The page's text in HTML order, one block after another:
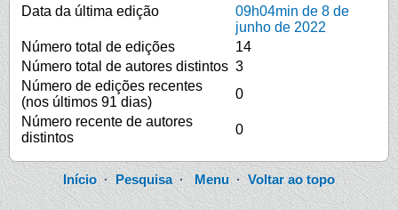
Data da última edição
09h04min de 8 de
junho de 2022
Número total de edições
14
Número total de autores distintos 3
Número de edições recentes
(nos últimos 91 dias)
0
Número recente de autores
distintos
0
Início·Pesquisa·Menu·Voltar ao topo